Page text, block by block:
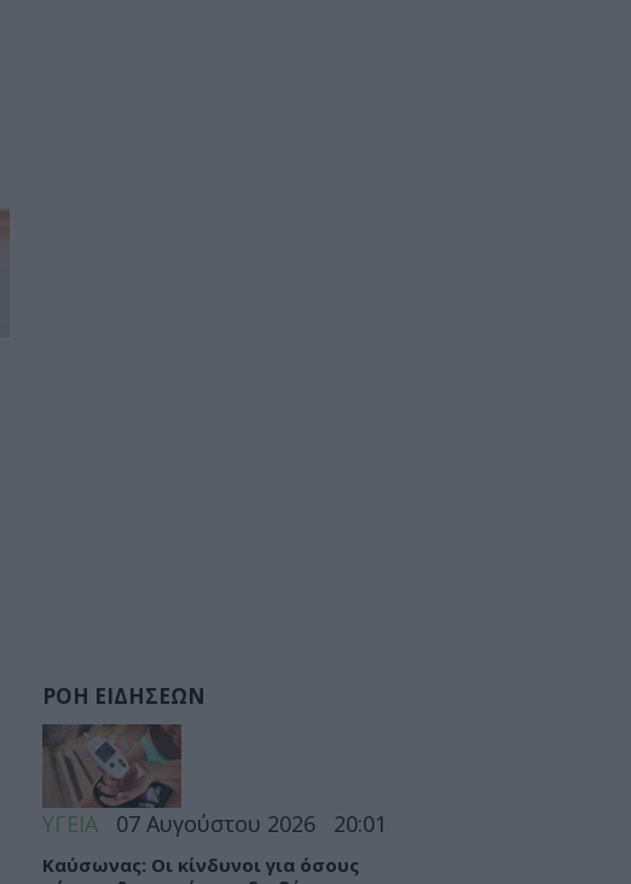
ΡΟΗ ΕΙΔΗΣΕΩΝ
ΥΓΕΙΑ 07 Αυγούστου 2026 20:01
Καύσωνας: Οι κίνδυνοι για όσους